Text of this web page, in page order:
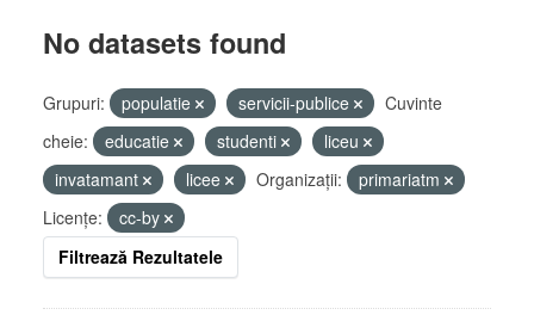
No datasets found
Grupuri: populatie servicii-publice
Cuvinte
cheie:
educatie studenti
liceu
invatamant
licee Organizații:
primariatm
Licenţe:
cc-by
Filtrează Rezultatele